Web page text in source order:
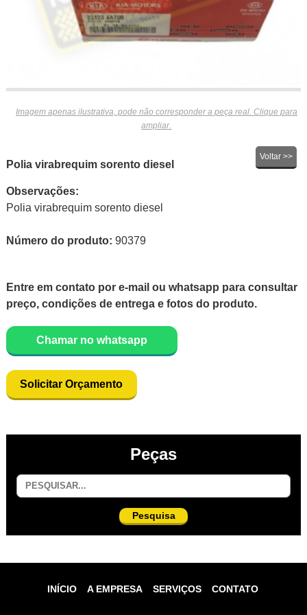
Imagem apenas ilustrativa, pode não corresponder a peça real. Clique para
ampliar.
Voltar >>
Polia virabrequim sorento diesel
Observações:
Polia virabrequim sorento diesel
Número do produto: 90379
Entre em contato por e-mail ou whatsapp para consultar
preço, condições de entrega e fotos do produto.
Chamar no whatsapp
Solicitar Orçamento
Peças
Pesquisa
INÍCIO A EMPRESA SERVIÇOS CONTATO